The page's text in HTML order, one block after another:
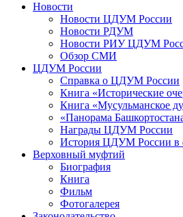
Новости
Новости ЦДУМ России
Новости РДУМ
Новости РИУ ЦДУМ
Обзор СМИ
ЦДУМ России
Справка о ЦДУМ России
Книга «Исторические
Книга «Мусульманское
«Панорама
Награды ЦДУМ России
История ЦДУМ России в
Верховный муфтий
Биография
Книга
Фильм
Фотогалерея